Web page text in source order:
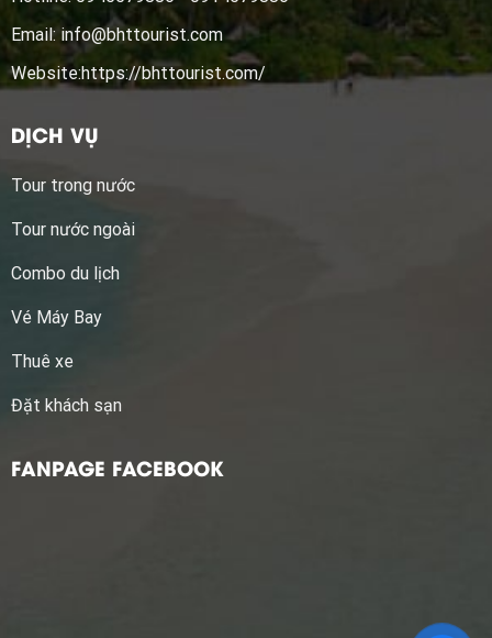
Email: info@bhttourist.com
Website:https://bhttourist.com/
DỊCH VỤ
Tour trong nước
Tour nước ngoài
Combo du lịch
Vé Máy Bay
Thuê xe
Đặt khách sạn
FANPAGE FACEBOOK